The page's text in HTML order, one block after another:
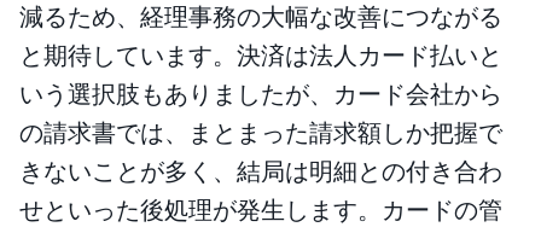
減るため、経理事務の大幅な改善につながる
と期待しています。決済は法人カード払いと
いう選択肢もありましたが、カード会社から
の請求書では、まとまった請求額しか把握で
きないことが多く、結局は明細との付き合わ
せといった後処理が発生します。カードの管